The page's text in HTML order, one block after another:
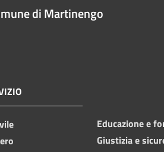
di Martinengo
Educazione e
Giustizia e